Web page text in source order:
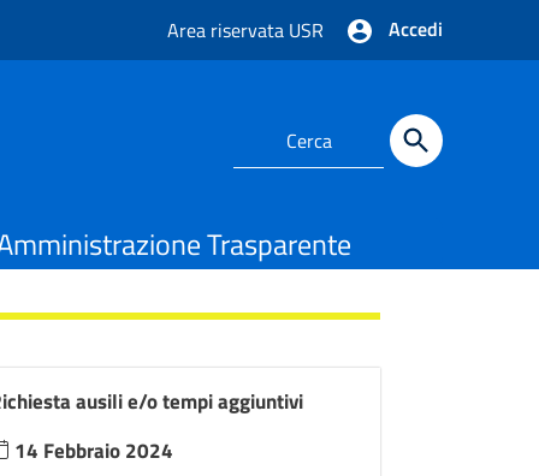
Area riservata USR Accedi
Trasparente
ausili e/o tempi aggiuntivi
14 Febbraio 2024